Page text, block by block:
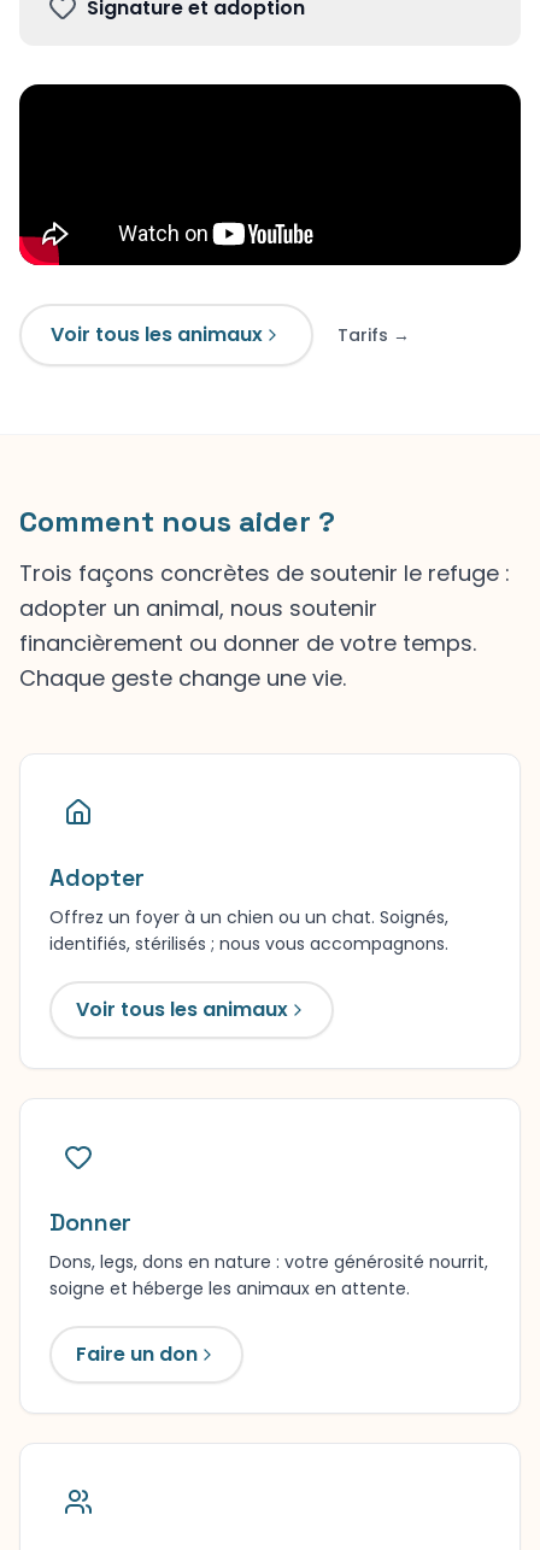
Signature et adoption
Voir tous les animaux Tarifs →
Comment nous aider ?
Trois façons concrètes de soutenir le refuge :
adopter un animal, nous soutenir
financièrement ou donner de votre temps.
Chaque geste change une vie.
Adopter
Offrez un foyer à un chien ou un chat. Soignés,
identifiés, stérilisés ; nous vous accompagnons.
Voir tous les animaux
Donner
Dons, legs, dons en nature : votre générosité nourrit,
soigne et héberge les animaux en attente.
Faire un don